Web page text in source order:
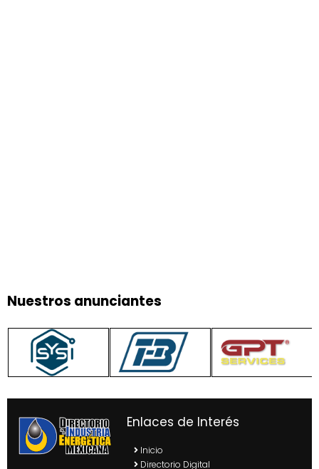
Nuestros anunciantes
Enlaces de Interés
Inicio
Directorio Digital